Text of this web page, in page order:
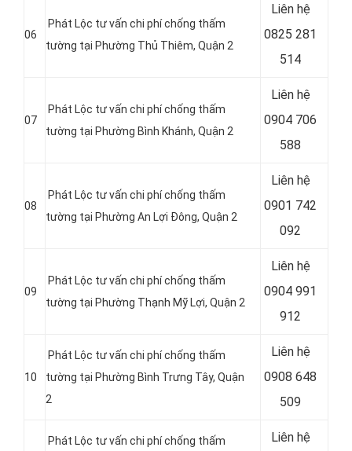
06
Phát Lộc tư vấn chi phí chống thấm
tường tại Phường Thủ Thiêm, Quận 2
Liên hệ
0825 281
514
07
Phát Lộc tư vấn chi phí chống thấm
tường tại Phường Bình Khánh, Quận 2
Liên hệ
0904 706
588
08
Phát Lộc tư vấn chi phí chống thấm
tường tại Phường An Lợi Đông, Quận 2
Liên hệ
0901 742
092
09
Phát Lộc tư vấn chi phí chống thấm
tường tại Phường Thạnh Mỹ Lợi, Quận 2
Liên hệ
0904 991
912
10
Phát Lộc tư vấn chi phí chống thấm
tường tại Phường Bình Trưng Tây, Quận
2
Liên hệ
0908 648
509
Phát Lộc tư vấn chi phí chống thấm
Liên hệ